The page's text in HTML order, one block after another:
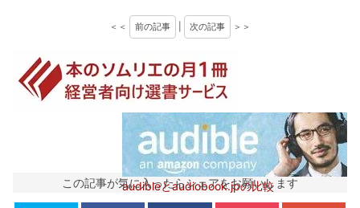
＜＜ 前の記事 次の記事 ＞＞
audibleとaudiobook.jpの比較
この記事が気に入ったらシェアをお願いします